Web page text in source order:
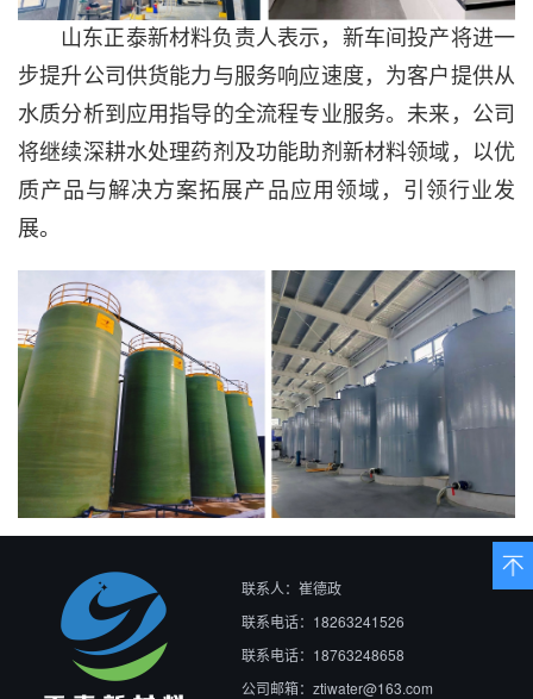
山东正泰新材料负责人表示，新车间投产将进一
步提升公司供货能力与服务响应速度，为客户提供从
水质分析到应用指导的全流程专业服务。未来，公司
将继续深耕水处理药剂及功能助剂 新材料领域，以优
质产品与解决方案拓展产品应用领域，引领行业发
展。
联系人：崔德政
联系电话：18263241526
联系电话：18763248658
公司邮箱：ztiwater@163.com